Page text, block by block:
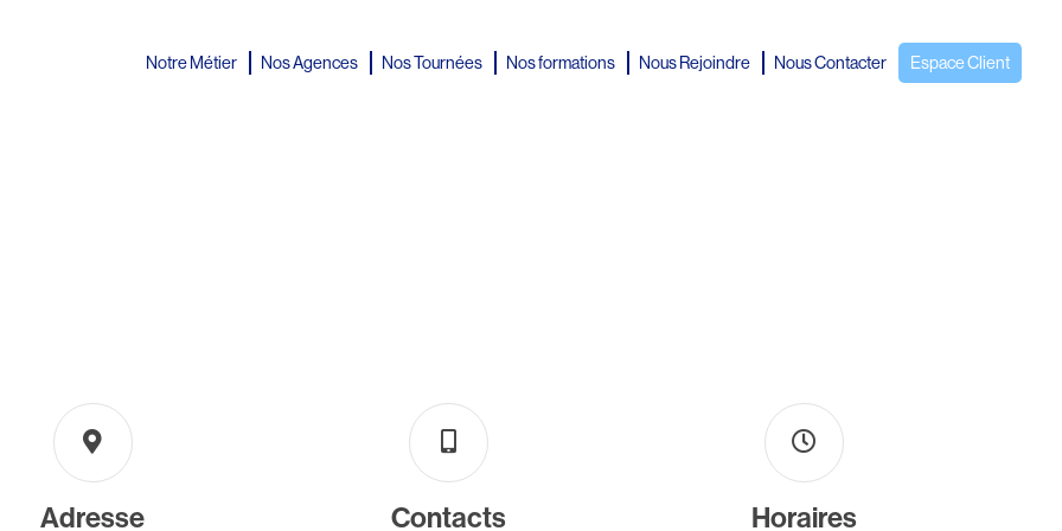
Notre Métier Nos Agences Nos Tournées Nos formations Nous Rejoindre Nous Contacter Espace Client
Adresse Contacts Horaires